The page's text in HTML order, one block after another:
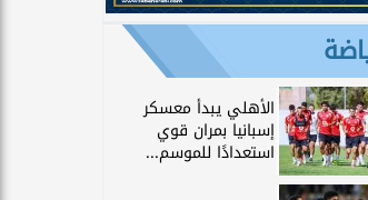
الأهلي يبدأ معسكر
إسبانيا بمران قوي
استعدادًا للموسم...